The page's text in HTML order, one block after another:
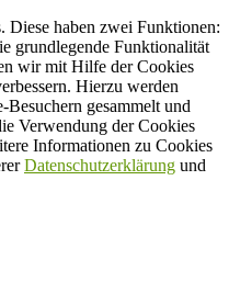
Diese haben zwei Funktionen:
grundlegende Funktionalität
wir mit Hilfe der Cookies
Hierzu werden
gesammelt und
Verwendung der Cookies
Informationen zu Cookies
Datenschutzerklärung und